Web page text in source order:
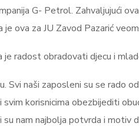
G- Petrol. Zahvaljujući
ova za JU Zavod Pazarić
radost obradovati djecu i
naši zaposleni su se rado
korisnicima obezbijediti
nam najbolja potvrda i motiv